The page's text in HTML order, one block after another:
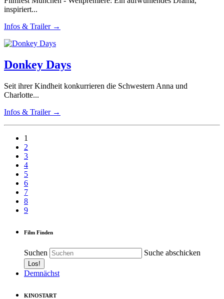
inspiriert...
Infos & Trailer →
Donkey Days
Seit ihrer Kindheit konkurrieren die Schwestern Anna und
Charlotte...
Infos & Trailer →
1
2
3
4
5
6
7
8
9
Film Finden
Suchen Suche abschicken
Demnächst
KINOSTART